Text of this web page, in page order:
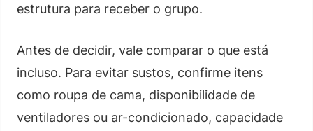
estrutura para receber o grupo.
Antes de decidir, vale comparar o que está
incluso. Para evitar sustos, confirme itens
como roupa de cama, disponibilidade de
ventiladores ou ar-condicionado, capacidade